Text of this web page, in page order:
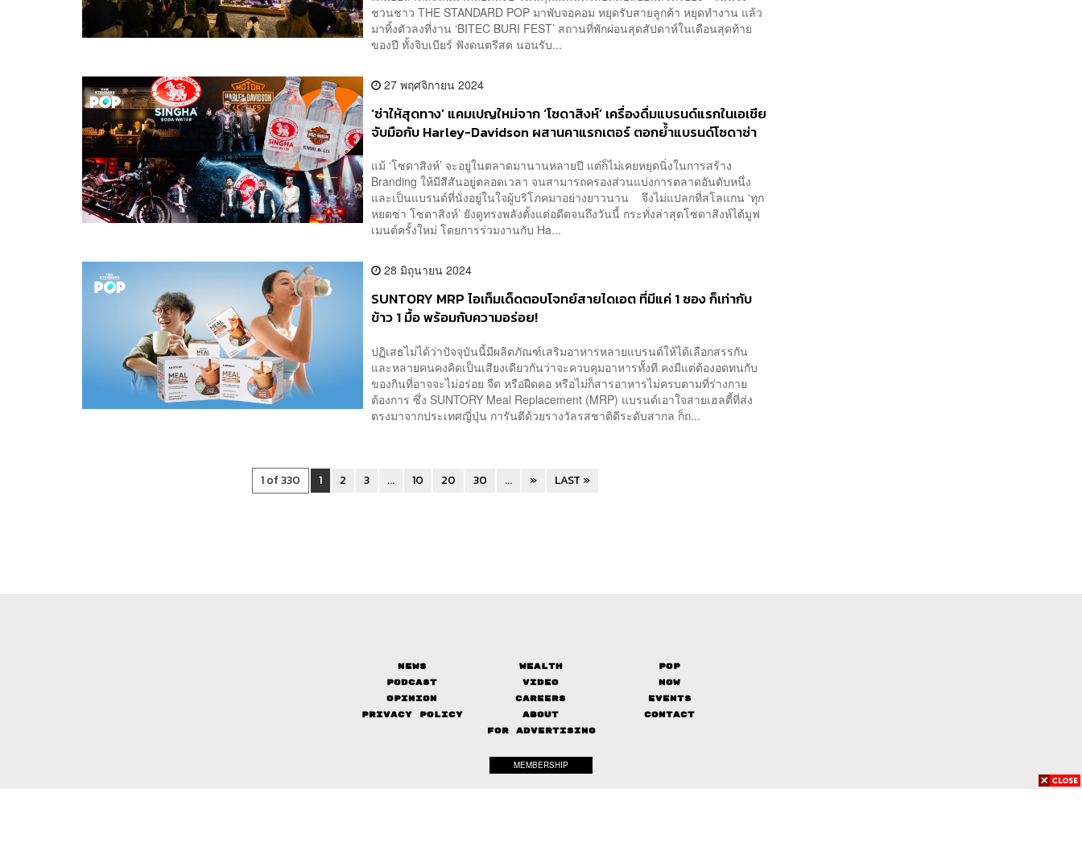
ชวนชาว THE STANDARD POP มาพับจอคอม หยุดรับสายลูกค้า หยุดทำงาน แล้ว
มาทิ้งตัวลงที่งาน ‘BITEC BURI FEST’ สถานที่พักผ่อนสุดสัปดาห์ในเดือนสุดท้าย
ของปี ทั้งจิบเบียร์ ​ฟังดนตรีสด นอนรับ...
27 พฤศจิกายน 2024
‘ซ่าให้สุดทาง’ แคมเปญใหม่จาก ‘โซดาสิงห์’ เครื่องดื่มแบรนด์แรกในเอเชีย
จับมือกับ Harley-Davidson ผสานคาแรกเตอร์ ตอกย้ำแบรนด์โซดาซ่า
แม้ ‘โซดาสิงห์’ จะอยู่ในตลาดมานานหลายปี แต่ก็ไม่เคยหยุดนิ่งในการสร้าง
Branding ให้มีสีสันอยู่ตลอดเวลา จนสามารถครองส่วนแบ่งการตลาดอันดับหนึ่ง
และเป็นแบรนด์ที่นั่งอยู่ในใจผู้บริโภคมาอย่างยาวนาน จึงไม่แปลกที่สโลแกน ‘ทุก
หยดซ่า โซดาสิงห์’ ยังดูทรงพลังตั้งแต่อดีตจนถึงวันนี้ กระทั่งล่าสุดโซดาสิงห์ได้มูฟ
เมนต์ครั้งใหม่ โดยการร่วมงานกับ Ha...
28 มิถุนายน 2024
SUNTORY MRP ไอเท็มเด็ดตอบโจทย์สายไดเอต ที่มีแค่ 1 ซอง ก็เท่ากับ
ข้าว 1 มื้อ พร้อมกับความอร่อย!
ปฏิเสธไม่ได้ว่าปัจจุบันนี้มีผลิตภัณฑ์เสริมอาหารหลายแบรนด์ให้ได้เลือกสรรกัน
และหลายคนคงคิดเป็นเสียงเดียวกันว่าจะควบคุมอาหารทั้งที คงมีแต่ต้องอดทนกับ
ของกินที่อาจจะไม่อร่อย จืด หรือฝืดคอ หรือไม่ก็สารอาหารไม่ครบตามที่ร่างกาย
ต้องการ ซึ่ง SUNTORY Meal Replacement (MRP) แบรนด์เอาใจสายเฮลตี้ที่ส่ง
ตรงมาจากประเทศญี่ปุ่น การันตีด้วยรางวัลรสชาติดีระดับสากล ก็ถ...
1 of 330 1 2 3 ... 10 20 30 ... » LAST »
News Wealth
Pop
Podcast
Video
Now
Opinion
Careers
Events
Privacy Policy
About
Contact
FOR ADVERTISING
MEMBERSHIP